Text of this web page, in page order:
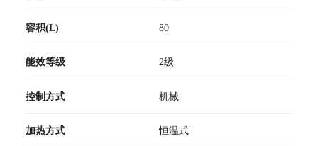
容积(L) 80
能效等级 2级
控制方式 机械
加热方式 恒温式